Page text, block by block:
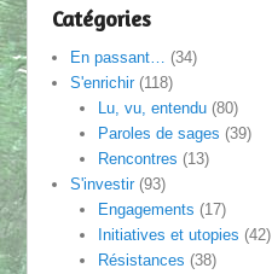
Catégories
En passant…
(34)
S'enrichir(118)
Lu, vu, entendu(80)
Paroles de sages (39)
Rencontres (13)
S'investir(93)
Engagements (17)
Initiatives et utopies (42)
Résistances (38)